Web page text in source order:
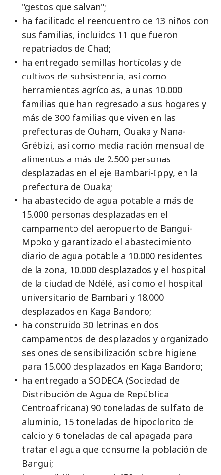
"gestos que salvan";
ha facilitado el reencuentro de 13 niños con
sus familias, incluidos 11 que fueron
repatriados de Chad;
ha entregado semillas hortícolas y de
cultivos de subsistencia, así como
herramientas agrícolas, a unas 10.000
familias que han regresado a sus hogares y
más de 300 familias que viven en las
prefecturas de Ouham, Ouaka y Nana-
Grébizi, así como media ración mensual de
alimentos a más de 2.500 personas
desplazadas en el eje Bambari-Ippy, en la
prefectura de Ouaka;
ha abastecido de agua potable a más de
15.000 personas desplazadas en el
campamento del aeropuerto de Bangui-
Mpoko y garantizado el abastecimiento
diario de agua potable a 10.000 residentes
de la zona, 10.000 desplazados y el hospital
de la ciudad de Ndélé, así como el hospital
universitario de Bambari y 18.000
desplazados en Kaga Bandoro;
ha construido 30 letrinas en dos
campamentos de desplazados y organizado
sesiones de sensibilización sobre higiene
para 15.000 desplazados en Kaga Bandoro;
ha entregado a SODECA (Sociedad de
Distribución de Agua de República
Centroafricana) 90 toneladas de sulfato de
aluminio, 15 toneladas de hipoclorito de
calcio y 6 toneladas de cal apagada para
tratar el agua que consume la población de
Bangui;